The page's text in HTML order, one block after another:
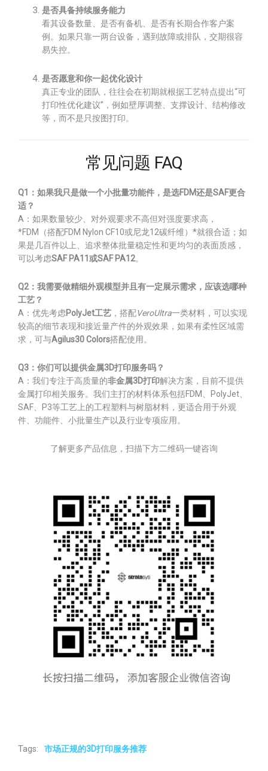
是否具备持续服务能力
看其设备数量、是否有备机、是否有长期合作客户案
例。如果只靠一两台设备，遇到故障或排队，交期很容
易失控。
是否愿意和你一起优化设计
真正专业的团队，往往会在初期就根据工艺特点提出“可
打印性优化建议”，例如壁厚调整、支撑设计、结构修改
等，而不是只按图打印。
常见问题 FAQ
Q1：如果我只是做一个小批量功能件，是选FDM还是SAF更合
适？
A：如果数量较少、对外观要求不高但对强度要求高，
*FDM（搭配FDM Nylon CF10或尼龙12碳纤维）*就很合适；如
果是几百件以上、追求整体批量稳定性和更均匀的表面质感，
可以考虑SAF PA11或SAF PA12。
Q2：我需要做精细外观模型并且有一定展示需求，应该选哪种
工艺？
A：优先考虑PolyJet工艺 ，搭配VeroUltra一类材料，可以实现
较高的细节表现和接近量产件的外观效果，如果有柔性区域需
求，可与Agilus30 Colors搭配使用。
Q3：你们可以提供金属3D打印服务吗？
A：我们专注于高质量的非金属3D打印解决方案，目前不提供
金属打印相关服务。我们主打的材料体系包括FDM、PolyJet、
SAF、P3等工艺上的工程塑料与树脂材料，更适合用于外观
件、功能件、小批量生产以及行业专项应用。
了解更多产品信息，扫描下方二维码一键咨询
Tags: 市场正规的3D打印服务推荐